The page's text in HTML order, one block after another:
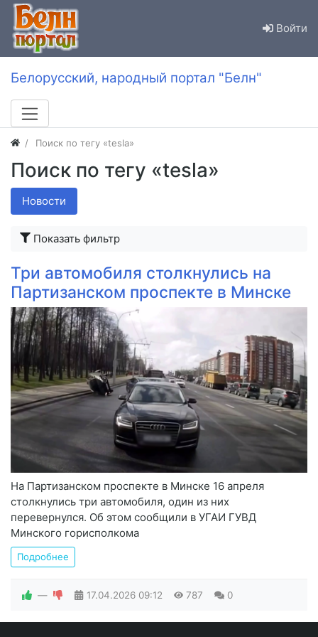
Войти
Белорусский, народный портал "Белн"
Поиск по тегу «tesla»
Поиск по тегу «tesla»
Новости
Показать фильтр
Три автомобиля столкнулись на
Партизанском проспекте в Минске
На Партизанском проспекте в Минске 16 апреля
столкнулись три автомобиля, один из них
перевернулся. Об этом сообщили в УГАИ ГУВД
Минского горисполкома
Подробнее
— 17.04.2026 09:12 787 0